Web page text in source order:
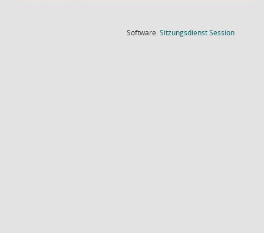
Software:SitzungsdienstSession(Wird in